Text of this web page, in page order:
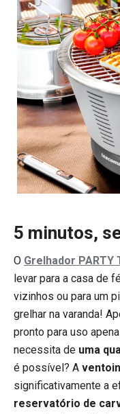
5 minutos,
O Grelhador PARTY
levar para a casa de
vizinhos ou para um
grelhar na varanda!
pronto para uso
necessita de uma
é possível? A
significativamente a
reservatório de